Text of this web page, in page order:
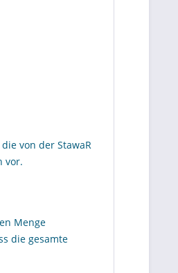
von der StawaR
vor.
Menge
die gesamte